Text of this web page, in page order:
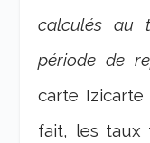
calculés au
période de
carte Izicarte
fait, les taux